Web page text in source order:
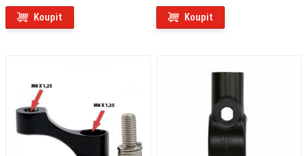
Koupit Koupit